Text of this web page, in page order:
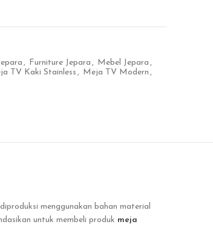
, Furniture Jepara , Mebel Jepara ,
TV Kaki Stainless , Meja TV Modern ,
diproduksi menggunakan bahan material
untuk membeli produk meja